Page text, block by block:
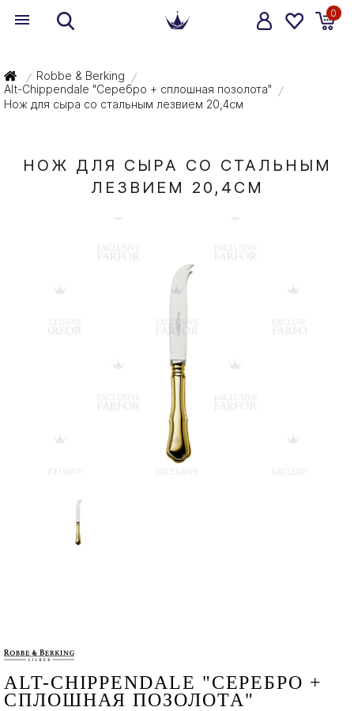
0
/ Robbe & Berking /
Alt-Chippendale "Серебро + сплошная позолота" /
Нож для сыра со стальным лезвием 20,4см
НОЖ ДЛЯ СЫРА СО СТАЛЬНЫМ
ЛЕЗВИЕМ 20,4СМ
ALT-CHIPPENDALE "СЕРЕБРО +
СПЛОШНАЯ ПОЗОЛОТА"